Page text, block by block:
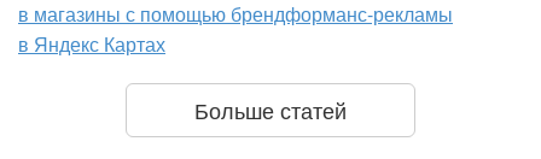
в магазины с помощью брендформанс-рекламы
в Яндекс Картах
Больше статей